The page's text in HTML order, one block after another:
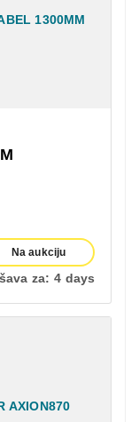
Na aukciju
za: 4 days